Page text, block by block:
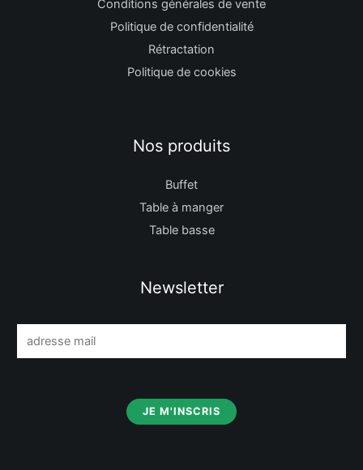
Conditions générales de vente
Politique de confidentialité
Rétractation
Politique de cookies
Nos produits
Buffet
Table à manger
Table basse
Newsletter
m
JE M'INSCRIS